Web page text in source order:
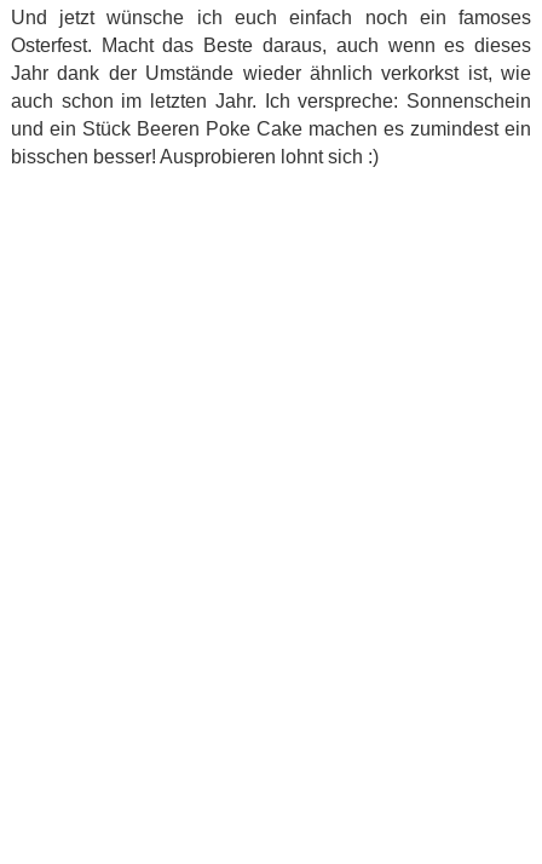
Und jetzt wünsche ich euch einfach noch ein famoses
Osterfest. Macht das Beste daraus, auch wenn es dieses
Jahr dank der Umstände wieder ähnlich verkorkst ist, wie
auch schon im letzten Jahr. Ich verspreche: Sonnenschein
und ein Stück Beeren Poke Cake machen es zumindest ein
bisschen besser! Ausprobieren lohnt sich :)